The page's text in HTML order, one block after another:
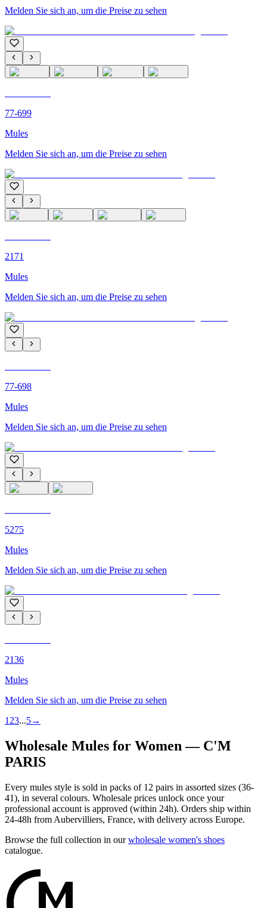
Melden Sie sich an, um die Preise zu sehen
77-699
Mules
Melden Sie sich an, um die Preise zu sehen
2171
Mules
Melden Sie sich an, um die Preise zu sehen
77-698
Mules
Melden Sie sich an, um die Preise zu sehen
5275
Mules
Melden Sie sich an, um die Preise zu sehen
2136
Mules
Melden Sie sich an, um die Preise zu sehen
1 23...5→
Wholesale Mules for Women — C'M
PARIS
Every mules style is sold in packs of 12 pairs in assorted sizes (36-
41), in several colours. Wholesale prices unlock once your
professional account is approved (within 24h). Orders ship within
24-48h from Aubervilliers, France, with delivery across Europe.
Browse the full collection in our wholesale women's shoes
catalogue.